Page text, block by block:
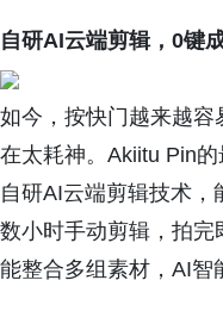
自研AI云端剪辑，0键
如今，按快门越来越
在太耗神。Akiitu Pin
自研AI云端剪辑技术
数小时手动剪辑，拍
能整合多组素材，AI智